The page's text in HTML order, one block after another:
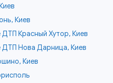
Киев
ДТП Красный Хутор, Киев
ДТП Нова Дарница, Киев
Киев